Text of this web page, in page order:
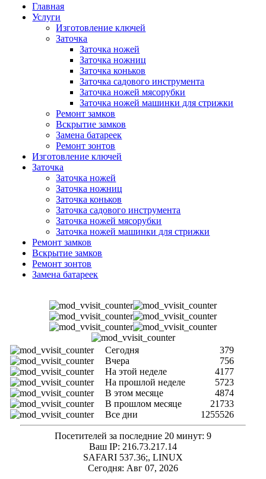
Главная
Услуги
Изготовление ключей
Заточка
Заточка ножей
Заточка ножниц
Заточка коньков
Заточка садового инструмента
Заточка ножей мясорубки
Заточка ножей машинки для стрижки
Ремонт замков
Вскрытие замков
Замена батареек
Ремонт зонтов
Изготовление ключей
Заточка
Заточка ножей
Заточка ножниц
Заточка коньков
Заточка садового инструмента
Заточка ножей мясорубки
Заточка ножей машинки для стрижки
Ремонт замков
Вскрытие замков
Ремонт зонтов
Замена батареек
Сегодня
379
Вчера
756
На этой неделе
4177
На прошлой неделе
5723
В этом месяце
4874
В прошлом месяце
21733
Все дни
1255526
Посетителей за последние 20 минут: 9
Ваш IP: 216.73.217.14
SAFARI 537.36;, LINUX
Сегодня: Авг 07, 2026